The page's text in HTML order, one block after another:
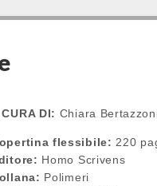
CURA DI: Chiara
flessibile: 220
Homo Scrivens
Polimeri